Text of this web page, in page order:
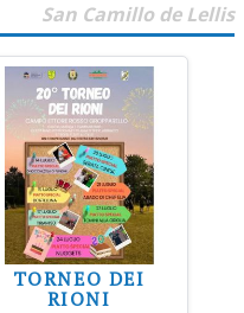
San Camillo de Lellis
TORNEO DEI
RIONI